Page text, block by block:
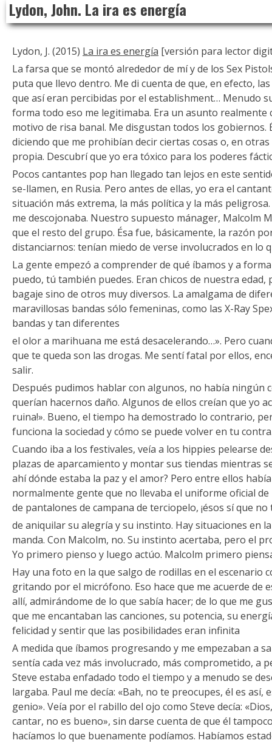
content
Lydon, John. La ira es energía
Lydon, J. (2015) La ira es energía [versión para lector
La farsa que se montó alrededor de mí y de los Sex
puta que llevo dentro. Me di cuenta de que, en efecto,
que así eran percibidas por el establishment… Menudo
forma todo eso me legitimaba. Era un asunto
motivo de risa banal. Me disgustan todos los gobiernos.
diciendo que me prohibían decir ciertas cosas o, en
propia. Descubrí que yo era tóxico para los poderes
Pocos cantantes pop han llegado tan lejos en este
se-llamen, en Rusia. Pero antes de ellas, yo era el
situación más extrema, la más política y la más
me descojonaba. Nuestro supuesto mánager, Malcolm
que el resto del grupo. Ésa fue, básicamente, la razón
distanciarnos: tenían miedo de verse involucrados en lo
La gente empezó a comprender de qué íbamos y a
puedo, tú también puedes. Eran chicos de nuestra
bagaje sino de otros muy diversos. La amalgama de
maravillosas bandas sólo femeninas, como las X-Ray
bandas y tan diferentes
el olor a marihuana me está desacelerando…». Pero
que te queda son las drogas. Me sentí fatal por ellos,
salir.
Después pudimos hablar con algunos, no había ningún
querían hacernos daño. Algunos de ellos creían que yo
ruina!». Bueno, el tiempo ha demostrado lo contrario,
funciona la sociedad y cómo se puede volver en tu
Cuando iba a los festivales, veía a los hippies pelearse
plazas de aparcamiento y montar sus tiendas mientras
ahí dónde estaba la paz y el amor? Pero entre ellos
normalmente gente que no llevaba el uniforme oficial
de pantalones de campana de terciopelo, ¡ésos sí que
de aniquilar su alegría y su instinto. Hay situaciones en
manda. Con Malcolm, no. Su instinto acertaba, pero el
Yo primero pienso y luego actúo. Malcolm primero
Hay una foto en la que salgo de rodillas en el escenario
gritando por el micrófono. Eso hace que me acuerde de
allí, admirándome de lo que sabía hacer; de lo que me
que me encantaban las canciones, su potencia, su
felicidad y sentir que las posibilidades eran infinita
A medida que íbamos progresando y me empezaban a
sentía cada vez más involucrado, más comprometido, a
Steve estaba enfadado todo el tiempo y a menudo se
largaba. Paul me decía: «Bah, no te preocupes, él es así,
genio». Veía por el rabillo del ojo como Steve decía:
cantar, no es bueno», sin darse cuenta de que él
hacíamos lo que buenamente podíamos. Habíamos